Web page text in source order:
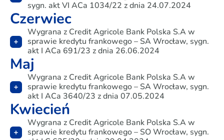
sygn. akt VI ACa 1034/22 z dnia 24.07.2024
Czerwiec
Wygrana z Credit Agricole Bank Polska S.A w
sprawie kredytu frankowego – SA Wrocław, sygn.
akt I ACa 691/23 z dnia 26.06.2024
Maj
Wygrana z Credit Agricole Bank Polska S.A w
sprawie kredytu frankowego – SA Wrocław, sygn.
akt I ACa 3640/23 z dnia 07.05.2024
Kwiecień
Wygrana z Credit Agricole Bank Polska S.A w
sprawie kredytu frankowego – SO Wrocław, sygn.